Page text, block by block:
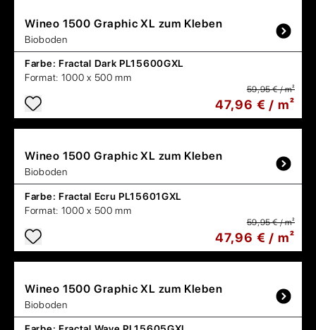
Wineo 1500 Graphic XL zum Kleben
Bioboden
Farbe: Fractal Dark PL15600GXL
Format: 1000 x 500 mm
59,95 € / m²
47,96 € / m²
Wineo 1500 Graphic XL zum Kleben
Bioboden
Farbe: Fractal Ecru PL15601GXL
Format: 1000 x 500 mm
59,95 € / m²
47,96 € / m²
Wineo 1500 Graphic XL zum Kleben
Bioboden